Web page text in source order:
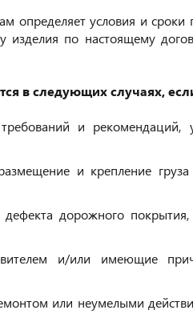
определяет условия и
изделия по настоящему
в следующих случаях,
и рекомендаций,
и крепление
дорожного покрытия,
и/или имеющие
или неумелыми